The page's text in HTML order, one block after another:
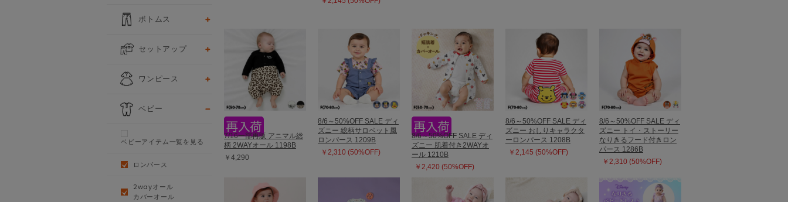
7/16一部再販 アニマル総
柄 2WAYオール 1198B
￥4,290
8/6～50%OFF SALE ディ
ズニー 総柄サロペット風
ロンパース 1209B
￥2,310 (50%OFF)
8/6～50%OFF SALE ディ
ズニー 肌着付き2WAYオ
ール 1210B
￥2,420 (50%OFF)
8/6～50%OFF SALE ディ
ズニー おしりキャラクタ
ーロンパース 1208B
￥2,145 (50%OFF)
8/6～50%OFF SALE ディ
ズニー トイ・ストーリー
なりきるフード付きロン
パース 1286B
￥2,310 (50%OFF)
ボトムス
セットアップ
ワンピース
ベビー
ベビーアイテム一覧を見る
ロンパース
2wayオール
カバーオール